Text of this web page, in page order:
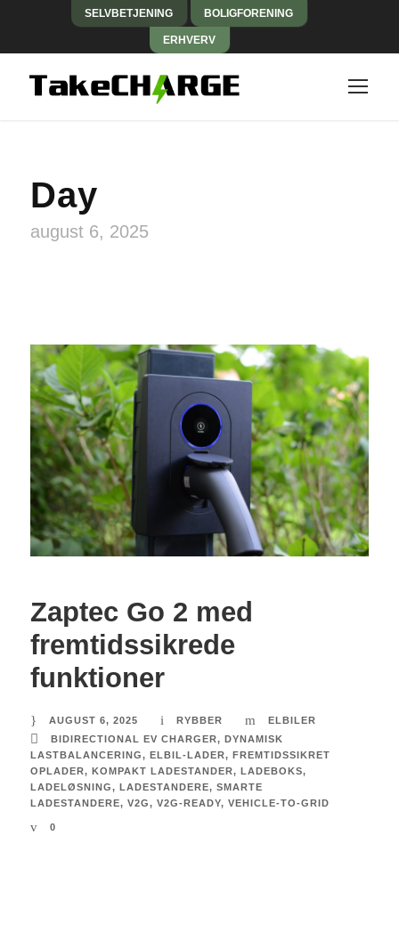
SELVBETJENING BOLIGFORENING
ERHVERV
Day
august 6, 2025
Zaptec Go 2 med
fremtidssikrede
funktioner
AUGUST 6, 2025 RYBBER
ELBILER
BIDIRECTIONAL EV CHARGER, DYNAMISK
LASTBALANCERING, ELBIL-LADER, FREMTIDSSIKRET
OPLADER, KOMPAKT LADESTANDER, LADEBOKS,
LADELØSNING, LADESTANDERE, SMARTE
LADESTANDERE, V2G, V2G-READY, VEHICLE-TO-GRID
0